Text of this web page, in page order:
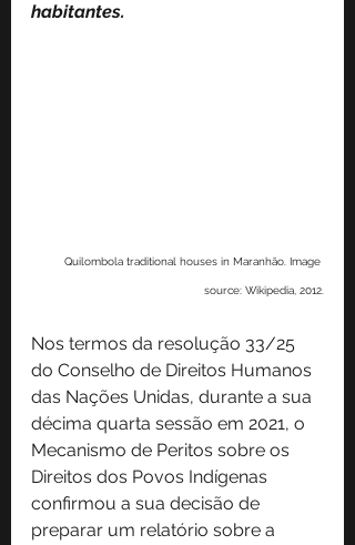
habitantes.
Quilombola traditional houses in Maranhão. Image
source: Wikipedia, 2012.
Nos termos da resolução 33/25
do Conselho de Direitos Humanos
das Nações Unidas, durante a sua
décima quarta sessão em 2021, o
Mecanismo de Peritos sobre os
Direitos dos Povos Indígenas
confirmou a sua decisão de
preparar um relatório sobre a